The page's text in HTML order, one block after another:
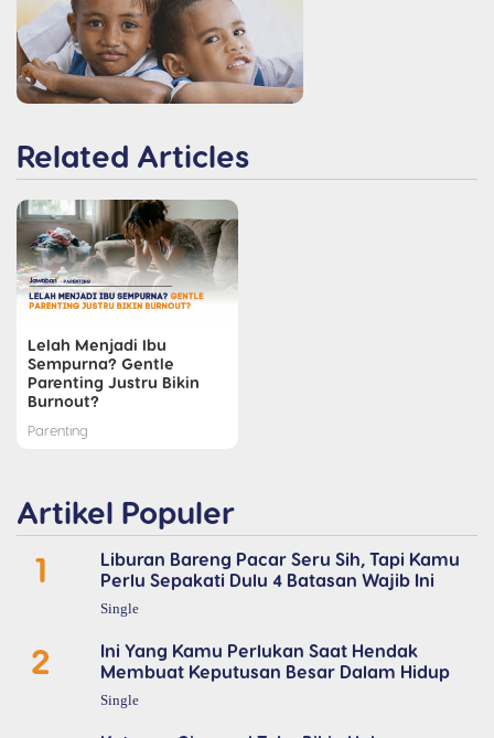
Related Articles
Lelah Menjadi Ibu
Sempurna? Gentle
Parenting Justru Bikin
Burnout?
Parenting
Artikel Populer
1
Liburan Bareng Pacar Seru Sih, Tapi Kamu
Perlu Sepakati Dulu 4 Batasan Wajib Ini
Single
2
Ini Yang Kamu Perlukan Saat Hendak
Membuat Keputusan Besar Dalam Hidup
Single